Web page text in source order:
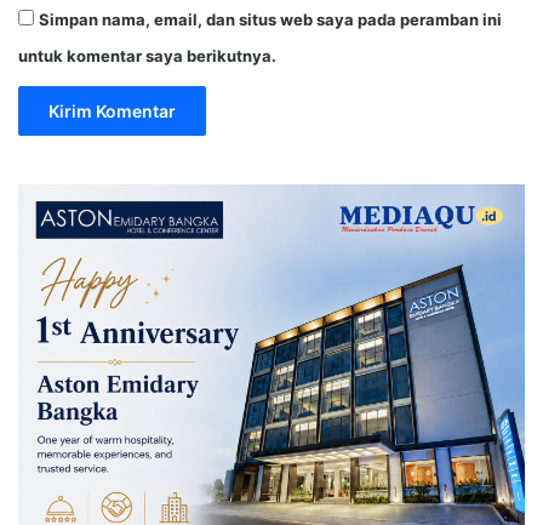
Simpan nama, email, dan situs web saya pada peramban ini
untuk komentar saya berikutnya.